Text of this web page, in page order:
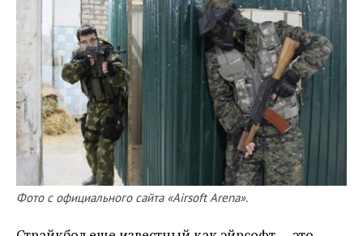
Фото с официального сайта «Airsoft Arena».